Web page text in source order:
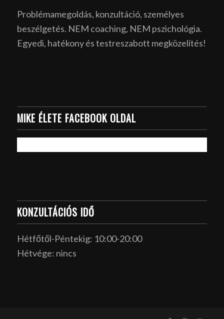
Problémamegoldás, konzultáció, személyes
beszélgetés. NEM coaching, NEM pszichológia.
Egyedi, hatékony és testreszabott megközelítés!
MIKE ÉLETE FACEBOOK OLDAL
KONZULTÁCIÓS IDŐ
Hétfőtől-Péntekig: 10:00-20:00
Hétvége: nincs